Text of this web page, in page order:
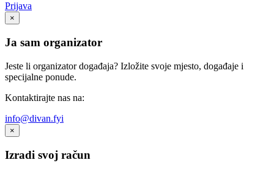
Prijava
×
Ja sam organizator
Jeste li organizator događaja? Izložite svoje mjesto, događaje i
specijalne ponude.
Kontaktirajte nas na:
info@divan.fyi
×
Izradi svoj račun